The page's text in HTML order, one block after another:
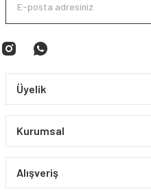
Üyelik
Kurumsal
Alışveriş